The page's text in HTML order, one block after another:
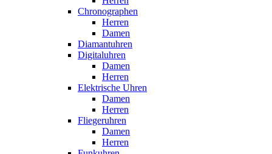
Chronographen
Herren
Damen
Diamantuhren
Digitaluhren
Damen
Herren
Elektrische Uhren
Damen
Herren
Fliegeruhren
Damen
Herren